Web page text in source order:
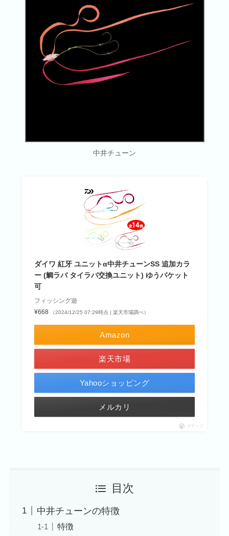
中井チューン
ダイワ 紅牙 ユニットα中井チューンSS 追加カラ
ー (鯛ラバ タイラバ交換ユニット) ゆうパケット
可
フィッシング遊
¥668
（2024/12/25 07:29時点 | 楽天市場調べ）
Amazon
楽天市場
Yahooショッピング
メルカリ
ポチップ
目次
中井チューンの特徴
特徴